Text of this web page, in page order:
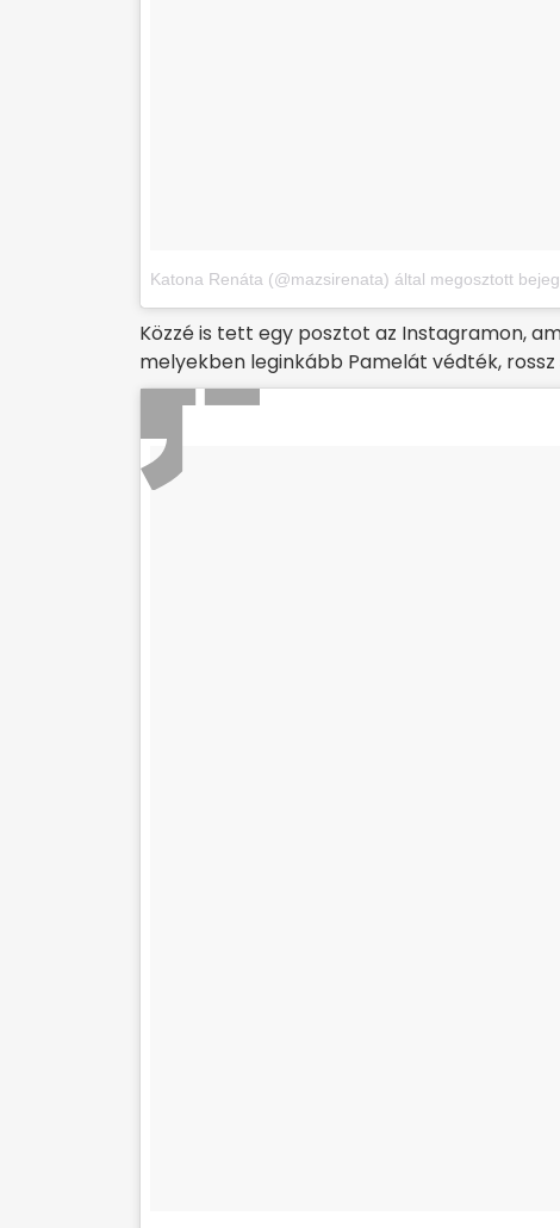
Katona Renáta (@mazsirenata) által megosztott
Közzé is tett egy posztot az Instagramon,
melyekben leginkább Pamelát védték,